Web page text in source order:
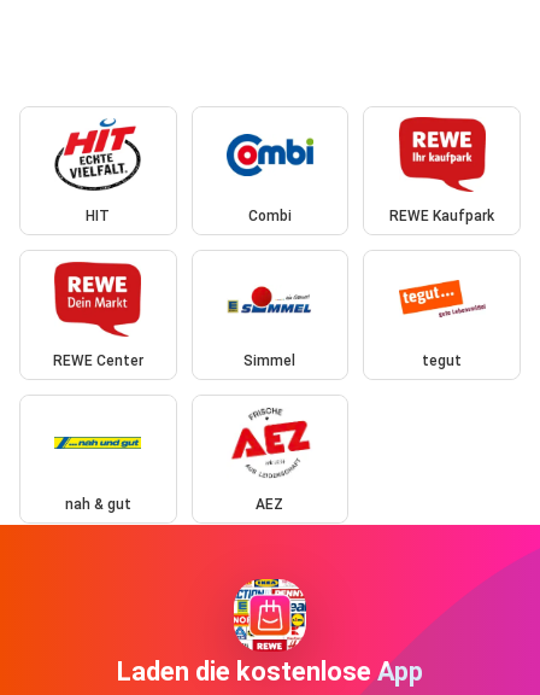
HIT Combi REWE Kaufpark
REWE Center Simmel tegut
nah & gut AEZ
Laden die kostenlose App